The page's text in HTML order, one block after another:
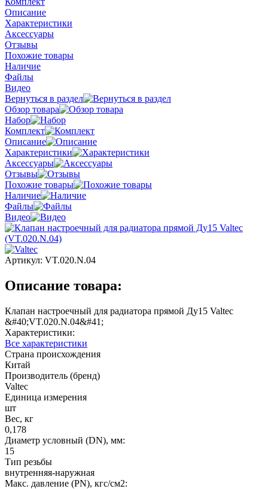
Описание
Характеристики
Аксессуары
Отзывы
Похожие товары
Наличие
Файлы
Видео
Вернуться в раздел
Обзор товара
Набор
Комплект
Описание
Характеристики
Аксессуары
Отзывы
Похожие товары
Наличие
Файлы
Видео
Артикул: VT.020.N.04
Описание товара:
Клапан настроечный для радиатора прямой Ду15 Valtec
&#40;VT.020.N.04&#41;
Характеристики:
Все характеристики
Страна происхождения
Китай
Производитель (бренд)
Valtec
Единица измерения
шт
Вес, кг
0,178
Диаметр условный (DN), мм:
15
Тип резьбы
внутренняя-наружная
Макс. давление (PN), кгс/см2: